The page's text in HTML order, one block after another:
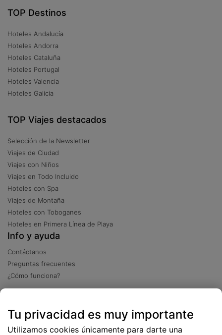
TOP Destinos
Hoteles Andalucía
Hoteles Andorra
Hoteles Cataluña
Hoteles Portugal
Hoteles Valencia
Hoteles Galicia
TOP Viajes destacados
Selección de la Newsletter
Viajes de Ciudad
Viajes con Niños
Viajes en Todo Incluido
Hoteles con Spa
Viajes de Montaña
Hoteles con Toboganes
Hoteles en Primera Línea de Playa
Info y ayuda
Contáctanos
Preguntas frecuentes
¿Cómo funciona?
Más de 2 millones de descargas
Tu privacidad es muy importante
Utilizamos cookies únicamente para darte una